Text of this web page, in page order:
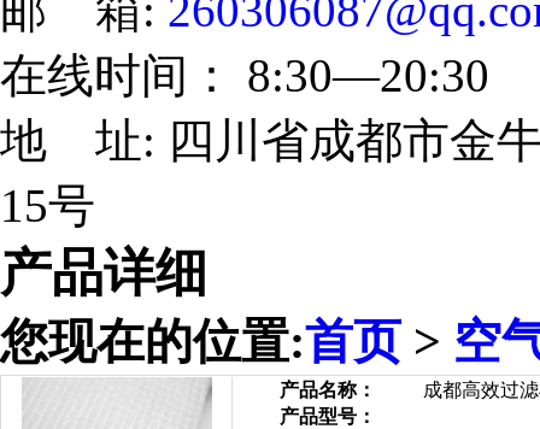
在线时间： 8:30—20:30
地 址: 四川省成都市金
15号
产品详细
您现在的位置:首页> 空
产品名称：
成都高效过
产品型号：